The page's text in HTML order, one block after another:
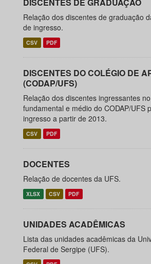
Relação dos discentes de graduação
de ingresso.
CSV PDF
DISCENTES DO COLÉGIO DE
(CODAP/UFS)
Relação dos discentes ingressantes
fundamental e médio do CODAP/UFS
ingresso a partir de 2013.
CSV PDF
DOCENTES
Relação de docentes da UFS.
XLSX CSV PDF
UNIDADES ACADÊMICAS
Lista das unidades acadêmicas da
Federal de Sergipe (UFS).